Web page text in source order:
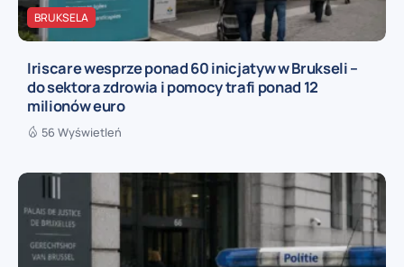
BRUKSELA
Iriscare wesprze ponad 60 inicjatyw w Brukseli –
do sektora zdrowia i pomocy trafi ponad 12
milionów euro
56 Wyświetleń